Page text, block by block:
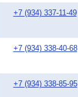
+7 (934) 337-11-49
+7 (934) 338-40-68
+7 (934) 338-85-95